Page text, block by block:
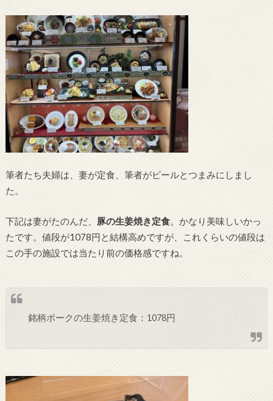
筆者たち夫婦は、妻が定食、筆者がビールとつまみにしまし
た。
下記は妻がたのんだ、 豚の生姜焼き定食。かなり美味しいかっ
たです。値段が1078円と結構高めですが、これくらいの値段は
この手の施設では当たり前の価格感ですね。
銘柄ポークの生姜焼き定食：1078円